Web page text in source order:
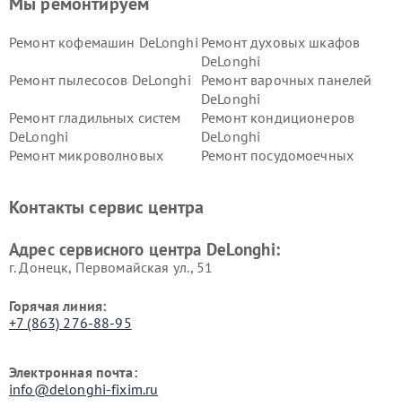
Ремонт кофемашин DeLonghi Ремонт духовых шкафов
DeLonghi
Ремонт пылесосов DeLonghi
Ремонт варочных панелей
DeLonghi
Ремонт гладильных систем
DeLonghi
Ремонт кондиционеров
DeLonghi
Ремонт микроволновых
Ремонт посудомоечных
DeLonghi
DeLonghi
Контакты сервис центра
Адрес сервисного центра DeLonghi:
г. Донецк, Первомайская ул., 51
Горячая линия:
+7 (863) 276-88-95
Электронная почта:
info@delonghi-fixim.ru